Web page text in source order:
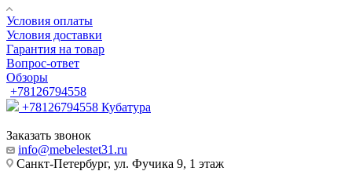
Условия оплаты
Условия доставки
Гарантия на товар
Вопрос-ответ
Обзоры
+78126794558
+78126794558 Кубатура
Заказать звонок
info@mebelestet31.ru
Санкт-Петербург, ул. Фучика 9, 1 этаж